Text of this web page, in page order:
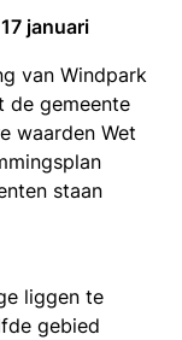
januari
van Windpark
de gemeente
waarden Wet
staan
liggen te
gebied